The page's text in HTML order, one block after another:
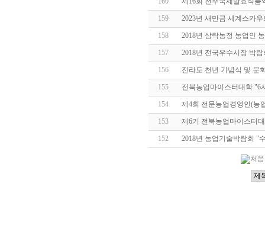
159 2023년 새만금 세계스카
158 2018년 삼락농정 농업인
157 2018년 전국우수시장 박
156 전라도 천년 기념식 및 문
155 전북농업마이스터대학 "6
154 제4회 전문농업경영인(농
153 제6기 전북농업마이스터
152 2018년 농업기술박람회 "